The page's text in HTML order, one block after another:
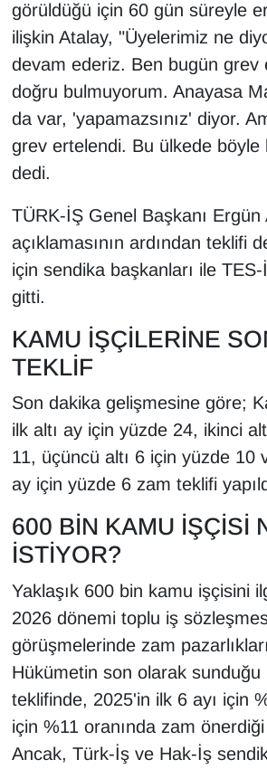
görüldüğü için 60 gün süreyle
ilişkin Atalay, "Üyelerimiz ne
devam ederiz. Ben bugün grev
doğru bulmuyorum. Anayasa
da var, 'yapamazsınız' diyor.
grev ertelendi. Bu ülkede böyle
dedi.
TÜRK-İŞ Genel Başkanı Ergün
açıklamasının ardından teklifi
için sendika başkanları ile
gitti.
KAMU İŞÇİLERİNE
TEKLİF
Son dakika gelişmesine göre;
ilk altı ay için yüzde 24, ikinci
11, üçüncü altı 6 için yüzde 10
ay için yüzde 6 zam teklifi
600 BİN KAMU İŞÇİSİ
İSTİYOR?
Yaklaşık 600 bin kamu işçisini
2026 dönemi toplu iş
görüşmelerinde zam
Hükümetin son olarak sunduğu
teklifinde, 2025'in ilk 6 ayı için
için %11 oranında zam
Ancak, Türk-İş ve Hak-İş